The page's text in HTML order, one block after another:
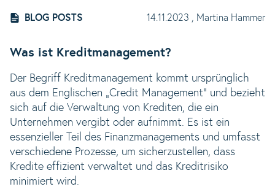
BLOG POSTS 14.11.2023 , Martina Hammer
Was ist Kreditmanagement?
Der Begriff Kreditmanagement kommt ursprünglich
aus dem Englischen „Credit Management“ und bezieht
sich auf die Verwaltung von Krediten, die ein
Unternehmen vergibt oder aufnimmt. Es ist ein
essenzieller Teil des Finanzmanagements und umfasst
verschiedene Prozesse, um sicherzustellen, dass
Kredite effizient verwaltet und das Kreditrisiko
minimiert wird.